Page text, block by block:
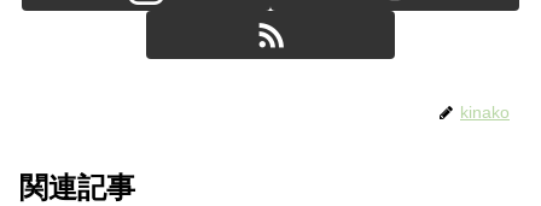
kinako
関連記事